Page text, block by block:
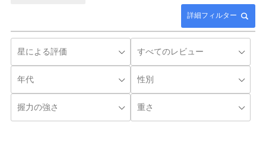
詳細フィルター